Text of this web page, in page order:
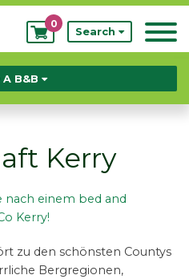
My
Bookings
0
Search
A B&B
Kerry
nach einem bed and
Kerry!
zu den schönsten Countys
Bergregionen,